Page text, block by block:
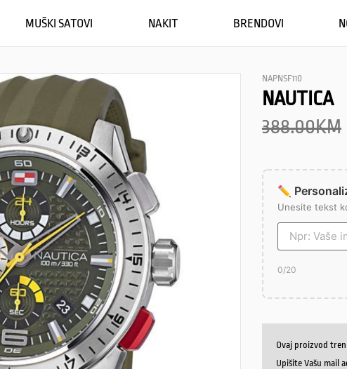
MUŠKI SATOVI NAKIT BRENDOVI
NAPNSF110
NAUTICA
388.00KM
✏️
Unesite tekst
0/20
Ovaj proizvod
Upišite Vašu mail